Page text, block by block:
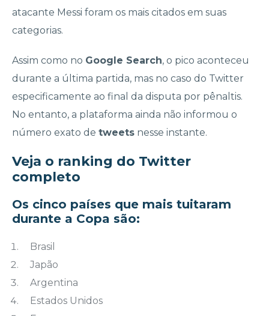
atacante Messi foram os mais citados em suas
categorias.
Assim como no Google Search, o pico aconteceu
durante a última partida, mas no caso do Twitter
especificamente ao final da disputa por pênaltis.
No entanto, a plataforma ainda não informou o
número exato de tweets nesse instante.
Veja o ranking do Twitter
completo
Os cinco países que mais tuitaram
durante a Copa são:
Brasil
Japão
Argentina
Estados Unidos